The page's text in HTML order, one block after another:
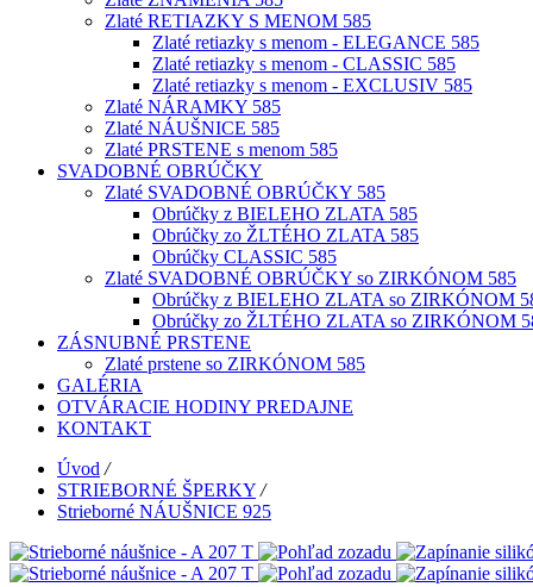
Zlaté RETIAZKY S MENOM 585
Zlaté retiazky s menom - ELEGANCE 585
Zlaté retiazky s menom - CLASSIC 585
Zlaté retiazky s menom - EXCLUSIV 585
Zlaté NÁRAMKY 585
Zlaté NÁUŠNICE 585
Zlaté PRSTENE s menom 585
SVADOBNÉ OBRÚČKY
Zlaté SVADOBNÉ OBRÚČKY 585
Obrúčky z BIELEHO ZLATA 585
Obrúčky zo ŽLTÉHO ZLATA 585
Obrúčky CLASSIC 585
Zlaté SVADOBNÉ OBRÚČKY so ZIRKÓNOM 585
Obrúčky z BIELEHO ZLATA so ZIRKÓNOM
Obrúčky zo ŽLTÉHO ZLATA so ZIRKÓNOM
ZÁSNUBNÉ PRSTENE
Zlaté prstene so ZIRKÓNOM 585
GALÉRIA
OTVÁRACIE HODINY PREDAJNE
KONTAKT
Úvod /
STRIEBORNÉ ŠPERKY /
Strieborné NÁUŠNICE 925